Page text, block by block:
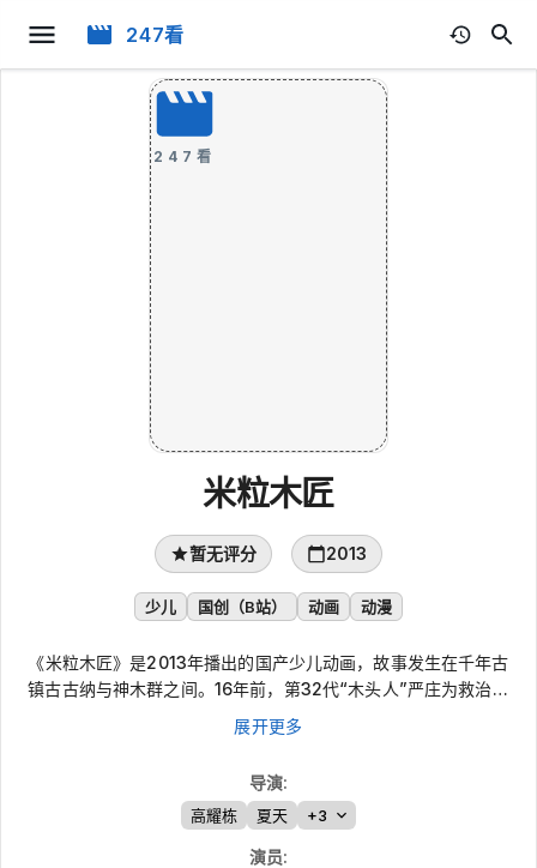
247看
247看
米粒木匠
暂无评分 2013
少儿 国创（B站） 动画 动漫
《米粒木匠》是2013年播出的国产少儿动画，故事发生在千年古
镇古古纳与神木群之间。16年前，第32代“木头人”严庄为救治遭
遇菌丝危机的森林进入神木群，在大榕树旁发现婴儿米粒并为他取
名。16年后，少年米粒带着神木群复苏的消息来到古古纳，结识小
逐渐走向新一代木头人的成长之路。
展开更多
导演:
高耀栋 夏天 +3
演员: